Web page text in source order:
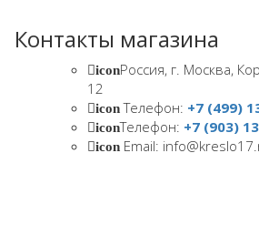
Контакты магазина
iconРоссия, г. Москва,
12
iconТелефон: +7 (499)
iconТелефон: +7 (903)
icon Email: